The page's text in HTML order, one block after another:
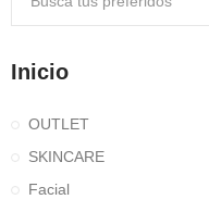
Inicio
OUTLET
SKINCARE
Facial